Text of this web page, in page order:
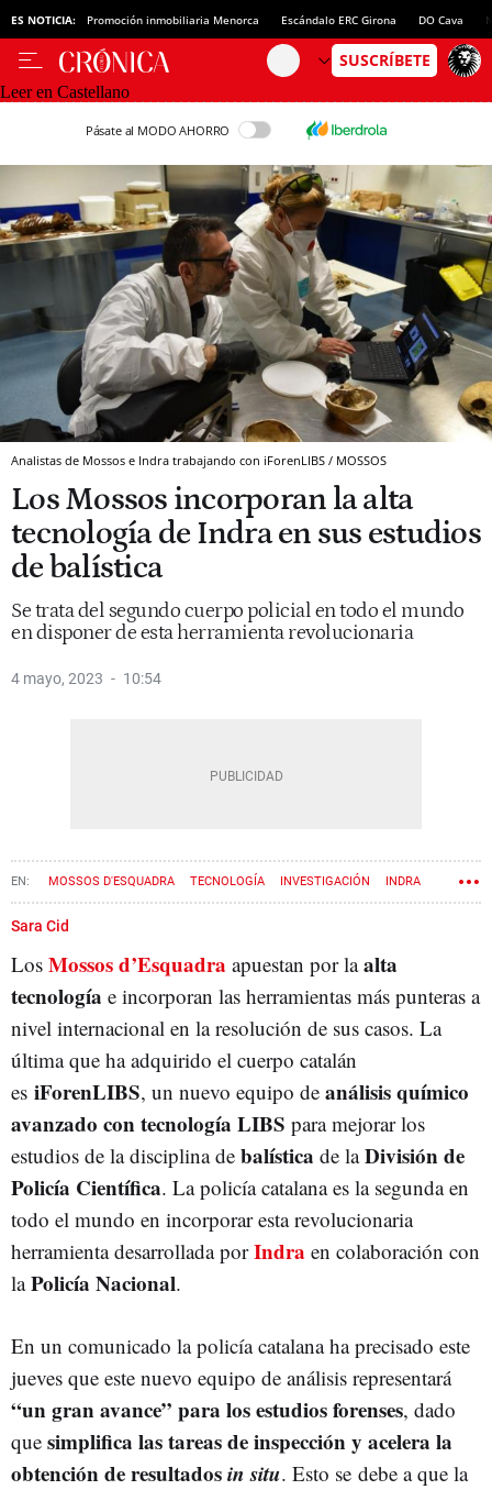
ES NOTICIA: Promoción inmobiliaria Menorca Escándalo ERC Girona DO Cava
Leer en Castellano
Pásate al MODO AHORRO
Analistas de Mossos e Indra trabajando con iForenLIBS / MOSSOS
Los Mossos incorporan la alta
tecnología de Indra en sus estudios
de balística
Se trata del segundo cuerpo policial en todo el mundo
en disponer de esta herramienta revolucionaria
4 mayo, 2023 10:54
MOSSOS D'ESQUADRA TECNOLOGÍA INVESTIGACIÓN INDRA
Sara Cid
Los Mossos d’Esquadra apuestan por laalta
tecnología e incorporan las herramientas más punteras a
nivel internacional en la resolución de sus casos. La
última que ha adquirido el cuerpo catalán
es iForenLIBS, un nuevo equipo de análisis químico
avanzado con tecnología LIBS para mejorar los
estudios de la disciplina de balística de laDivisión de
Policía Científica. La policía catalana es la segunda en
todo el mundo en incorporar esta revolucionaria
herramienta desarrollada por Indra en colaboración con
laPolicía Nacional.
En un comunicado la policía catalana ha precisado este
jueves que este nuevo equipo de análisis representará
“un gran avance” para los estudios forenses, dado
que simplifica las tareas de inspección y acelera la
obtención de resultadosin situ. Esto se debe a que la